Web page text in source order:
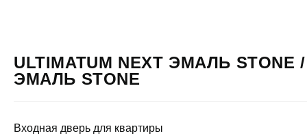
ULTIMATUM NEXT ЭМАЛЬ STONE /
ЭМАЛЬ STONE
Входная дверь для квартиры